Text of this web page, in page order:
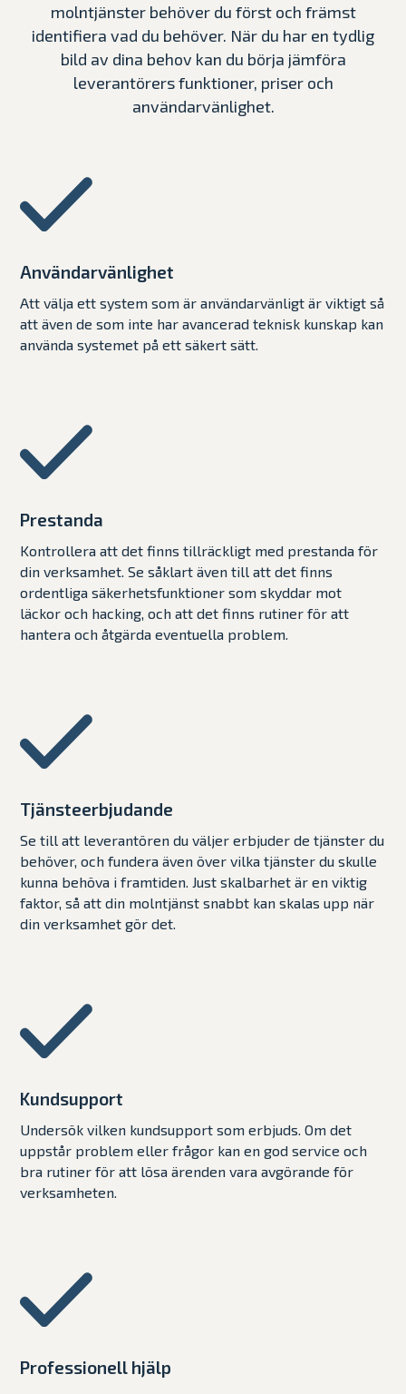
molntjänster behöver du först och främst
identifiera vad du behöver. När du har en tydlig
bild av dina behov kan du börja jämföra
leverantörers funktioner, priser och
användarvänlighet.
Användarvänlighet
Att välja ett system som är användarvänligt är viktigt så
att även de som inte har avancerad teknisk kunskap kan
använda systemet på ett säkert sätt.
Prestanda
Kontrollera att det finns tillräckligt med prestanda för
din verksamhet. Se såklart även till att det finns
ordentliga säkerhetsfunktioner som skyddar mot
läckor och hacking, och att det finns rutiner för att
hantera och åtgärda eventuella problem.
Tjänsteerbjudande
Se till att leverantören du väljer erbjuder de tjänster du
behöver, och fundera även över vilka tjänster du skulle
kunna behöva i framtiden. Just skalbarhet är en viktig
faktor, så att din molntjänst snabbt kan skalas upp när
din verksamhet gör det.
Kundsupport
Undersök vilken kundsupport som erbjuds. Om det
uppstår problem eller frågor kan en god service och
bra rutiner för att lösa ärenden vara avgörande för
verksamheten.
Professionell hjälp